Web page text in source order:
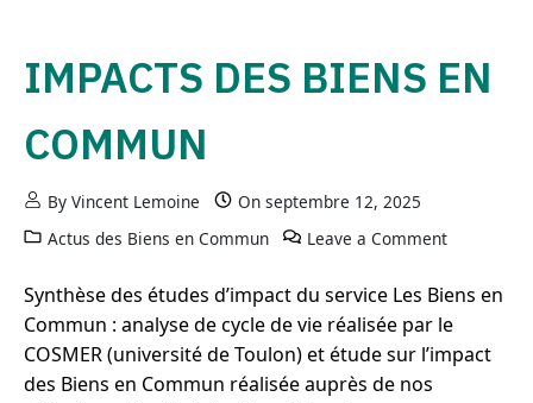
IMPACTS DES BIENS EN
COMMUN
By Vincent Lemoine On septembre 12, 2025
Actus des Biens en Commun
Leave a Comment
Synthèse des études d’impact du service Les Biens en
Commun : analyse de cycle de vie réalisée par le
COSMER (université de Toulon) et étude sur l’impact
des Biens en Commun réalisée auprès de nos